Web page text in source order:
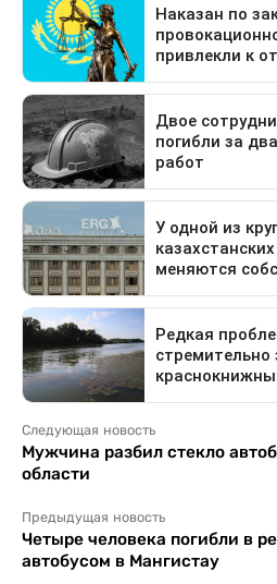
Следующая новость
Мужчина разбил стекло
области
Предыдущая новость
Четыре человека погибли в
автобусом в Мангистау